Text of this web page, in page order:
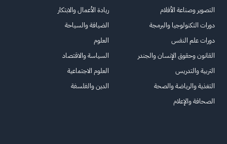
التصوير وصناعة الأفلام
دورات التكنولوجيا والبرمجة
دورات علم النفس
القانون وحقوق الإنسان والجندر
التربية والتدريس
التغذية والرياضة والصحة
الصحافة والإعلام
ريادة الأعمال والابتكار
الضيافة والسياحة
العلوم
السياسة والاقتصاد
العلوم الاجتماعية
الدين والفلسفة